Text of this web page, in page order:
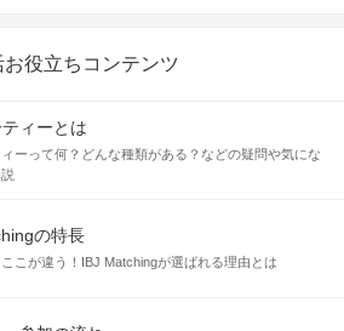
お役立ちコンテンツ
ィーとは
ーって何？どんな種類がある？などの疑問や気にな
の特長
こが違う！IBJ Matchingが選ばれる理由とは